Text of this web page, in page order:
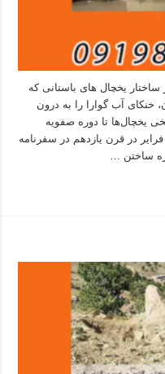
یخچال های باستانی که
خنکای آب گوارا را به درون
یخچال‌ها تا دوره صفویه
در قرن یازدهم در سفرنامه
ساختن …